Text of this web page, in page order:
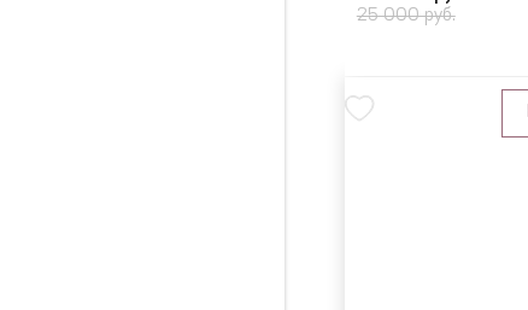
25 000 руб.